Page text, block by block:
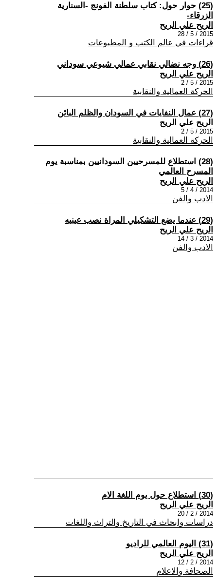
(25) حوار حول: كتاب سلطنة الفونج -السنارية
الزرقاء-
الريح علي الريح
2015 / 5 / 28
قراءات في عالم الكتب و المطبوعات
(26) وجه نضالي نقابي عمالي شيوعي سوداني
الريح علي الريح
2015 / 5 / 2
الحركة العمالية والنقابية
(27) عمال النفايات في السودان والظلم البائن
الريح علي الريح
2015 / 5 / 2
الحركة العمالية والنقابية
(28) استطلاع للمسرحيين السودانيين بمناسبة يوم
المسرح العالمي
الريح علي الريح
2014 / 4 / 5
الادب والفن
(29) عندما يضع التشكيلي المراة نصب عينيه
الريح علي الريح
2014 / 3 / 14
الادب والفن
(30) استطلاع حول يوم اللغة الام
الريح علي الريح
2014 / 2 / 20
دراسات وابحاث في التاريخ والتراث واللغات
(31) اليوم العالمي للراديو
الريح علي الريح
2014 / 2 / 12
الصحافة والاعلام